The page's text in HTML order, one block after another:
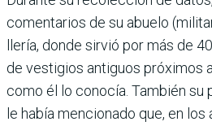
comentarios de su abuelo
llería, donde sirvió por más de
de vestigios antiguos próxi­mos
como él lo conocía. También su
le había mencionado que, en los